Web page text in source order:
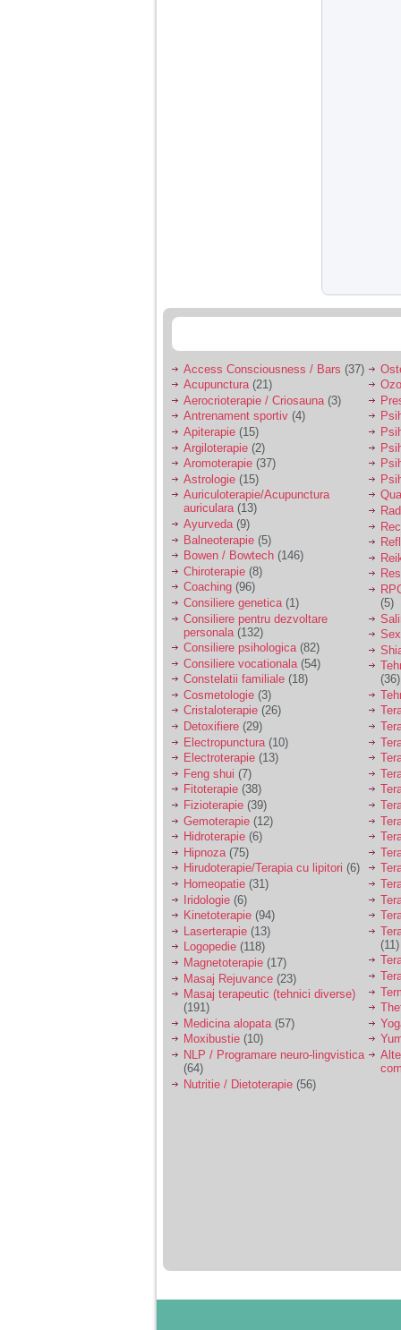
Access Consciousness / Bars (37)
Acupunctura(21)
Aerocrioterapie / Criosauna (3)
Antrenament sportiv (4)
Apiterapie (15)
Argiloterapie (2)
Aromoterapie (37)
Astrologie (15)
Auriculoterapie/Acupunctura
auriculara(13)
Ayurveda (9)
Balneoterapie (5)
Bowen / Bowtech (146)
Chiroterapie (8)
Coaching (96)
Consiliere genetica (1)
Consiliere pentru dezvoltare
personala (132)
Consiliere psihologica(82)
Consiliere vocationala (54)
Constelatii familiale (18)
Cosmetologie (3)
Cristaloterapie (26)
Detoxifiere (29)
Electropunctura (10)
Electroterapie (13)
Feng shui (7)
Fitoterapie (38)
Fizioterapie (39)
Gemoterapie (12)
Hidroterapie (6)
Hipnoza (75)
Hirudoterapie/Terapia cu lipitori (6)
Homeopatie (31)
Iridologie (6)
Kinetoterapie (94)
Laserterapie (13)
Logopedie (118)
Magnetoterapie (17)
Masaj Rejuvance (23)
Masaj terapeutic (tehnici diverse)
(191)
Medicina alopata (57)
Moxibustie (10)
NLP / Programare neuro-lingvistica
(64)
Nutritie / Dietoterapie (56)
(5)
(36)
(11)